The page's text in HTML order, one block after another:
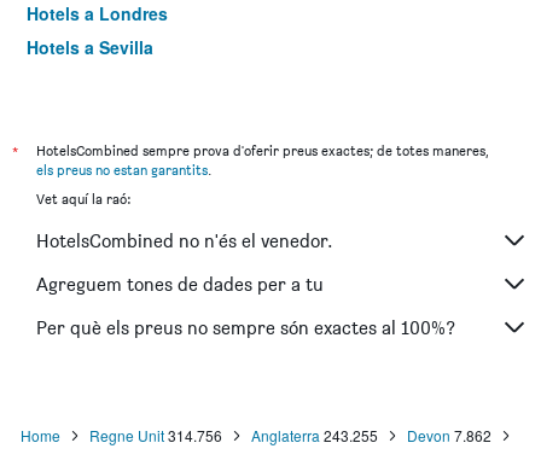
Hotels a Londres
Hotels a Sevilla
*
HotelsCombined sempre prova d'oferir preus exactes; de totes maneres,
els preus no estan garantits.
Vet aquí la raó:
HotelsCombined no n'és el venedor.
Agreguem tones de dades per a tu
Per què els preus no sempre són exactes al 100%?
Home Regne Unit314.756 Anglaterra 243.255 Devon 7.862